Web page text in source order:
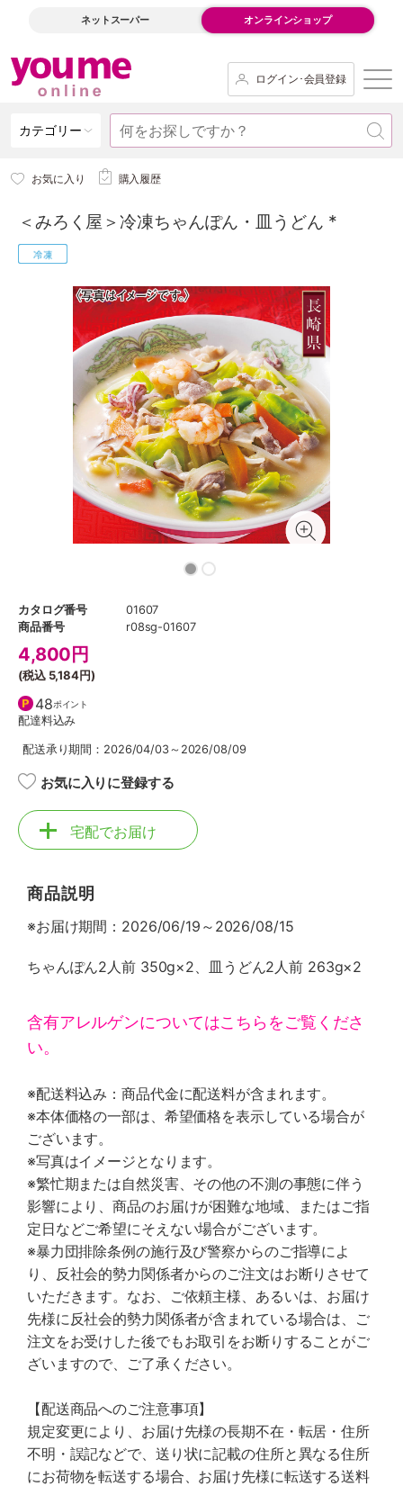
ネットスーパー オンラインショップ
ログイン･会員登録
カテゴリー
お気に入り 購入履歴
＜みろく屋＞冷凍ちゃんぽん・皿うどん *
カタログ番号
01607
商品番号
r08sg-01607
4,800 円
(税込 5,184円)
48ポイント
配達料込み
配送承り期間：2026/04/03～2026/08/09
お気に入りに登録する
宅配でお届け
商品説明
※お届け期間：2026/06/19～2026/08/15
ちゃんぽん2人前 350g×2、皿うどん2人前 263g×2
含有アレルゲンについてはこちらをご覧くださ
い。
※配送料込み：商品代金に配送料が含まれます。
※本体価格の一部は、希望価格を表示している場合が
ございます。
※写真はイメージとなります。
※繁忙期または自然災害、その他の不測の事態に伴う
影響により、商品のお届けが困難な地域、またはご指
定日などご希望にそえない場合がございます。
※暴力団排除条例の施行及び警察からのご指導によ
り、反社会的勢力関係者からのご注文はお断りさせて
いただきます。なお、ご依頼主様、あるいは、お届け
先様に反社会的勢力関係者が含まれている場合は、ご
注文をお受けした後でもお取引をお断りすることがご
ざいますので、ご了承ください。
【配送商品へのご注意事項】
規定変更により、お届け先様の長期不在・転居・住所
不明・誤記などで、送り状に記載の住所と異なる住所
にお荷物を転送する場合、お届け先様に転送する送料